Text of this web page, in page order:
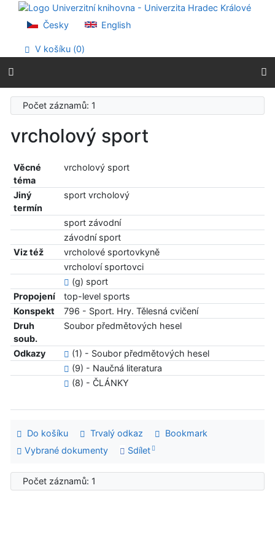
Přejít na obsah
Přejít na menu
Prohlášení o webové přístupnosti
Česky English
V košíku (0)
Počet záznamů: 1
vrcholový sport
Věcné
téma
vrcholový sport
Jiný
termín
sport vrcholový
sport závodní
závodní sport
Viz též
vrcholové sportovkyně
vrcholoví sportovci
(g) sport
Propojení
top-level sports
Konspekt
796 - Sport. Hry. Tělesná cvičení
Druh
soub.
Soubor předmětových hesel
Odkazy
(1) - Soubor předmětových hesel
(9) - Naučná literatura
(8) - ČLÁNKY
Do košíku Trvalý odkaz
Bookmark
Vybrané dokumenty
Sdílet
Počet záznamů: 1